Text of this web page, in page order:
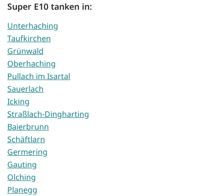
Super E10 tanken in:
Unterhaching
Taufkirchen
Grünwald
Oberhaching
Pullach im Isartal
Sauerlach
Icking
Straßlach-Dingharting
Baierbrunn
Schäftlarn
Germering
Gauting
Olching
Planegg